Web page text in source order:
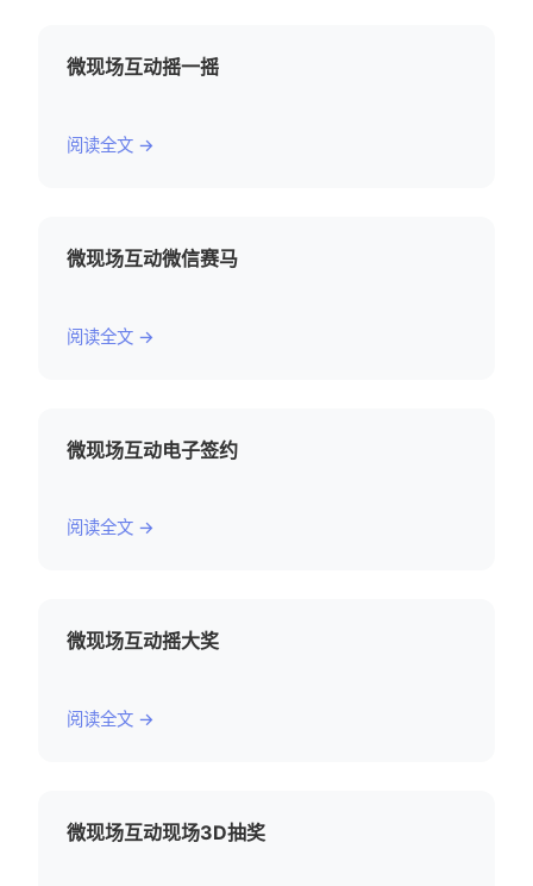
微现场互动摇一摇
阅读全文 →
微现场互动微信赛马
阅读全文 →
微现场互动电子签约
阅读全文 →
微现场互动摇大奖
阅读全文 →
微现场互动现场3D抽奖